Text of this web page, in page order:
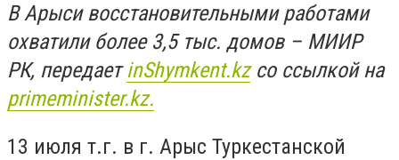
В Арыси восстановительными работами
охватили более 3,5 тыс. домов – МИИР
РК, передаетinShymkent.kzсо ссылкой на
primeminister.kz.
13 июля т.г. в г. Арыс Туркестанской